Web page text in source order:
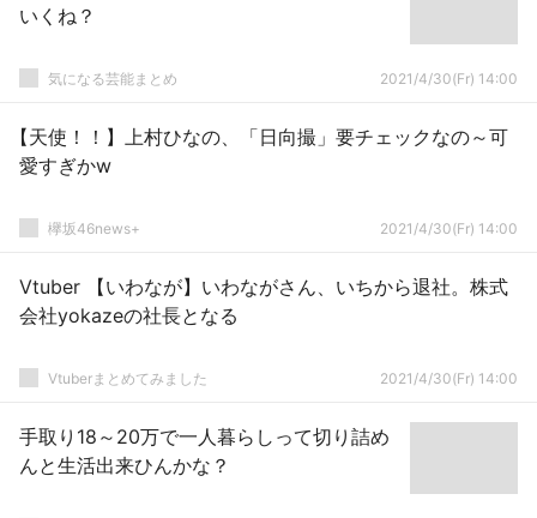
いくね？
気になる芸能まとめ 2021/4/30(Fr) 14:00
【天使！！】上村ひなの、「日向撮」要チェックなの～可
愛すぎかw
欅坂46news+ 2021/4/30(Fr) 14:00
Vtuber 【いわなが】いわながさん、いちから退社。株式
会社yokazeの社長となる
Vtuberまとめてみました 2021/4/30(Fr) 14:00
手取り18～20万で一人暮らしって切り詰め
んと生活出来ひんかな？